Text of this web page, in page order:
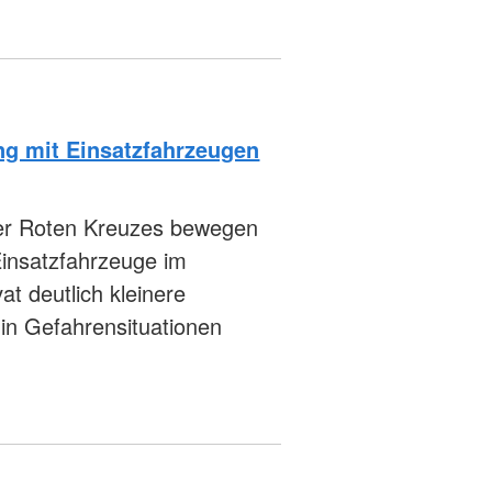
mit Einsatzfahrzeugen
Roten Kreuzes bewegen
im
deutlich kleinere
Gefahrensituationen